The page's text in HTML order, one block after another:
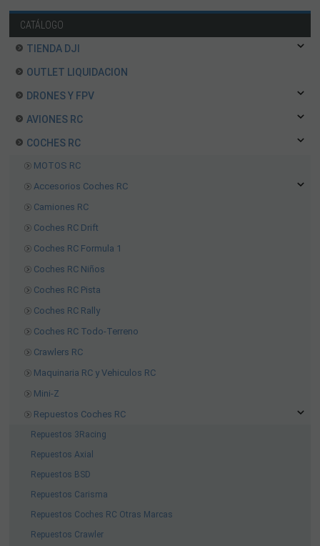
CATÁLOGO
TIENDA DJI
OUTLET LIQUIDACION
DRONES Y FPV
AVIONES RC
COCHES RC
MOTOS RC
Accesorios Coches RC
Camiones RC
Coches RC Drift
Coches RC Formula 1
Coches RC Niños
Coches RC Pista
Coches RC Rally
Coches RC Todo-Terreno
Crawlers RC
Maquinaria RC y Vehiculos RC
Mini-Z
Repuestos Coches RC
Repuestos 3Racing
Repuestos Axial
Repuestos BSD
Repuestos Carisma
Repuestos Coches RC Otras Marcas
Repuestos Crawler